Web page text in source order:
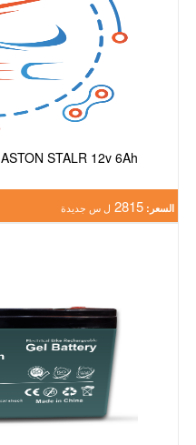
ASTON STALR 12v 6Ah
السعر: 2815 ل س جديدة